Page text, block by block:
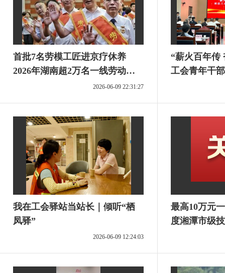
首批7名劳模工匠进京疗休养
2026年湖南超2万名一线劳动者
2026-06-09 22:31:27
“薪火百年传
工会青年干
我在工会驿站当站长｜倾听“栖
凤驿”
2026-06-09 12:24:03
最高10万元
度湘潭市级